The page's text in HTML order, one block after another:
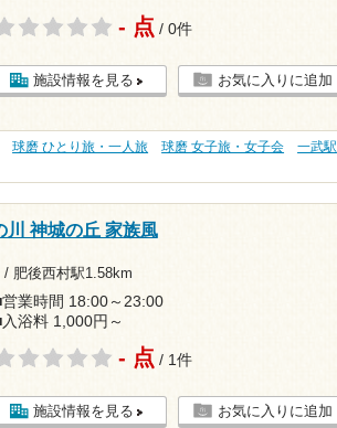
- 点 / 0件
施設情報を見る お気に入りに追加
球磨 ひとり旅・一人旅 球磨 女子旅・女子会 一武駅
川 神城の丘 家族風
/ 肥後西村駅1.58km
業時間 18:00～23:00
浴料 1,000円～
- 点 / 1件
施設情報を見る お気に入りに追加